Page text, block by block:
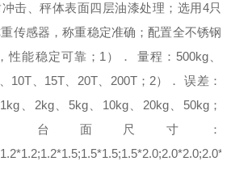
击、秤体表面四层油漆处理； 选用4只
传感器，称重稳定准确；配置全不锈钢
性能稳定可靠； 1）． 量程： 500kg、
10T、15T、20T、200T； 2）． 误差：
、2kg、5kg、10kg、20kg、50kg；
面尺寸：